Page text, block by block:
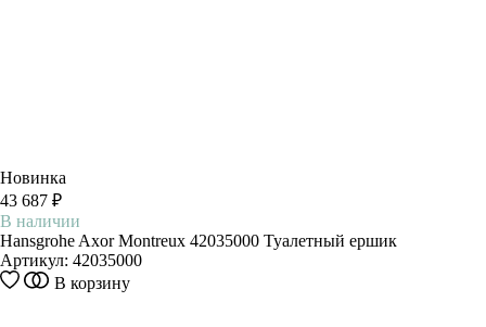
Новинка
43 687 ₽
В наличии
Hansgrohe Axor Montreux 42035000 Туалетный ершик
Артикул: 42035000
В корзину